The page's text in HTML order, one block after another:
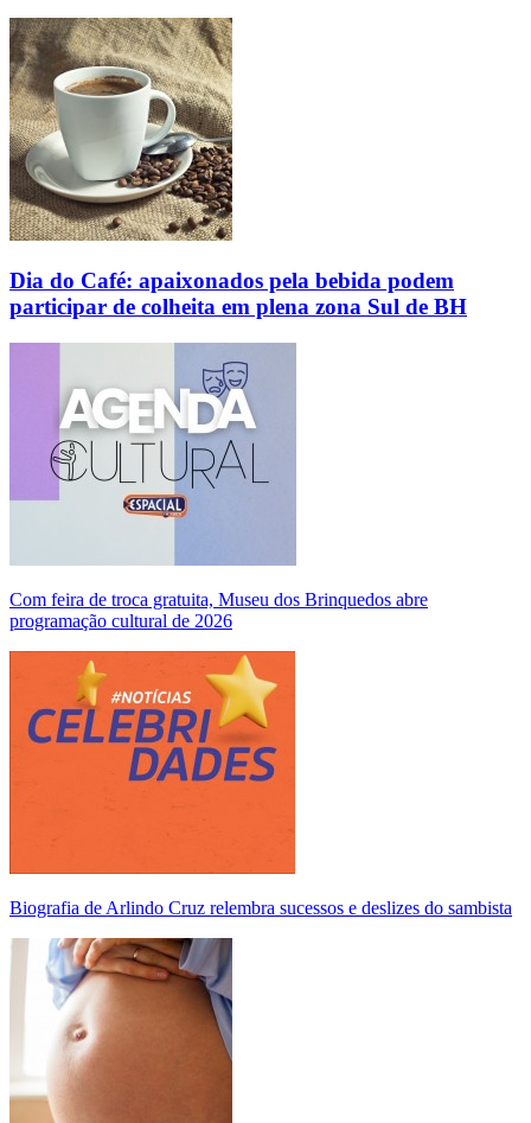
Dia do Café: apaixonados pela bebida podem
participar de colheita em plena zona Sul de BH
Com feira de troca gratuita, Museu dos Brinquedos abre
programação cultural de 2026
Biografia de Arlindo Cruz relembra sucessos e deslizes do sambista